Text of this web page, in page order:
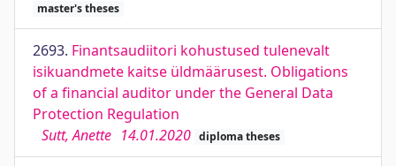
master's theses
2693. Finantsaudiitori kohustused tulenevalt
isikuandmete kaitse üldmäärusest. Obligations
of a financial auditor under the General Data
Protection Regulation
Sutt, Anette 14.01.2020 diploma theses